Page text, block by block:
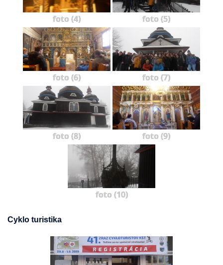
foto (4) foto (5)
foto (6) foto (7)
foto (8) foto (9)
foto (10)
Cyklo turistika